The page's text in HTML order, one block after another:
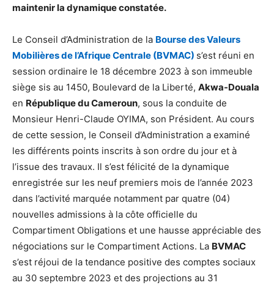
maintenir la dynamique constatée.
Le Conseil d’Administration de la Bourse des Valeurs
Mobilières de l’Afrique Centrale (BVMAC) s’est réuni en
session ordinaire le 18 décembre 2023 à son immeuble
siège sis au 1450, Boulevard de la Liberté, Akwa-Douala
en République du Cameroun, sous la conduite de
Monsieur Henri-Claude OYIMA, son Président. Au cours
de cette session, le Conseil d’Administration a examiné
les différents points inscrits à son ordre du jour et à
l’issue des travaux. Il s’est félicité de la dynamique
enregistrée sur les neuf premiers mois de l’année 2023
dans l’activité marquée notamment par quatre (04)
nouvelles admissions à la côte officielle du
Compartiment Obligations et une hausse appréciable des
négociations sur le Compartiment Actions. La BVMAC
s’est réjoui de la tendance positive des comptes sociaux
au 30 septembre 2023 et des projections au 31